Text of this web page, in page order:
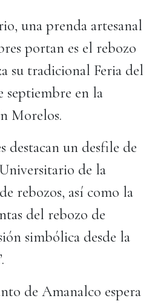
una prenda artesanal
portan es el rebozo
su tradicional Feria del
septiembre en la
Morelos.
destacan un desfile de
de la
rebozos, así como la
del rebozo de
simbólica desde la
de Amanalco espera